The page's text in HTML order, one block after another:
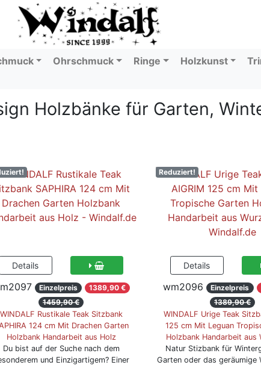
Ohrschmuck Ringe Holzkunst
Holzbänke für Garten,
Einzelpreis
1389,90 €
1459,90 €
WINDALF Rustikale Teak Sitzbank
124 cm Mit Drachen Garten
Holzbank Handarbeit aus Holz
Du bist auf der Suche nach dem
und Einzigartigem? Einer
Reduziert!
wm2096 Einzelpreis
1389,90 €
WINDALF Urige Teak
125 cm Mit Leguan
Holzbank Handarbeit aus
Natur Stizbank für
Garten oder das geräumige